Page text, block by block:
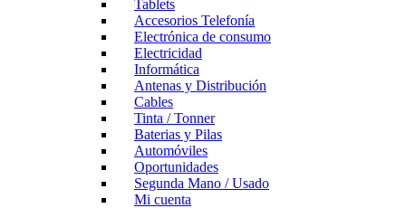
Tablets
Accesorios Telefonía
Electrónica de consumo
Electricidad
Informática
Antenas y Distribución
Cables
Tinta / Tonner
Baterias y Pilas
Automóviles
Oportunidades
Segunda Mano / Usado
Mi cuenta